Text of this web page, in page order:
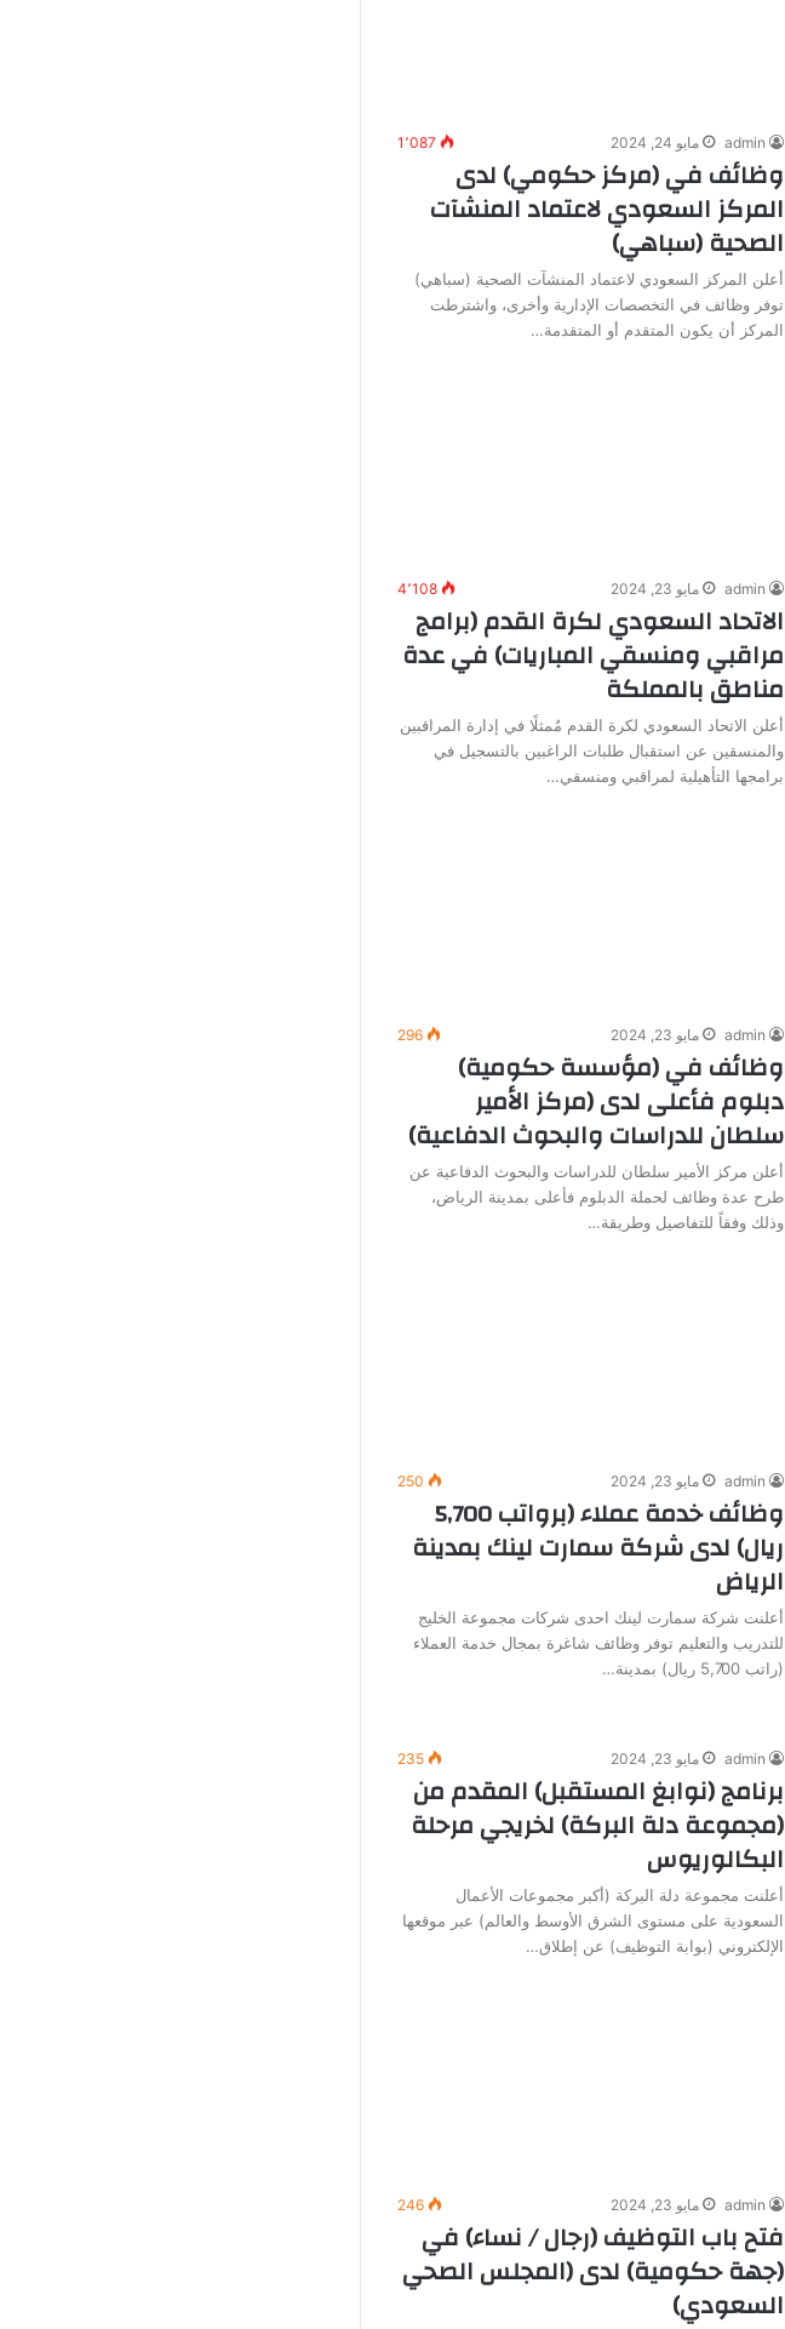
admin مايو 24, 2024 1٬087
وظائف في (مركز حكومي) لدى
المركز السعودي لاعتماد المنشآت
الصحية (سباهي)
أعلن المركز السعودي لاعتماد المنشآت الصحية (سباهي)
توفر وظائف في التخصصات الإدارية وأخرى، واشترطت
المركز أن يكون المتقدم أو المتقدمة…
admin مايو 23, 2024 4٬108
الاتحاد السعودي لكرة القدم (برامج
مراقبي ومنسقي المباريات) في عدة
مناطق بالمملكة
أعلن الاتحاد السعودي لكرة القدم مُمثلًا في إدارة المراقبين
والمنسقين عن استقبال طلبات الراغبين بالتسجيل في
برامجها التأهيلية لمراقبي ومنسقي…
admin مايو 23, 2024 296
وظائف في (مؤسسة حكومية)
دبلوم فأعلى لدى (مركز الأمير
سلطان للدراسات والبحوث الدفاعية)
أعلن مركز الأمير سلطان للدراسات والبحوث الدفاعية عن
طرح عدة وظائف لحملة الدبلوم فأعلى بمدينة الرياض،
وذلك وفقاً للتفاصيل وطريقة…
admin مايو 23, 2024 250
وظائف خدمة عملاء (برواتب 5,700
ريال) لدى شركة سمارت لينك بمدينة
الرياض
أعلنت شركة سمارت لينك احدى شركات مجموعة الخليج
للتدريب والتعليم توفر وظائف شاغرة بمجال خدمة العملاء
(راتب 5,700 ريال) بمدينة…
admin مايو 23, 2024 235
برنامج (نوابغ المستقبل) المقدم من
(مجموعة دلة البركة) لخريجي مرحلة
البكالوريوس
أعلنت مجموعة دلة البركة (أكبر مجموعات الأعمال
السعودية على مستوى الشرق الأوسط والعالم) عبر موقعها
الإلكتروني (بوابة التوظيف) عن إطلاق…
admin مايو 23, 2024 246
فتح باب التوظيف (رجال / نساء) في
(جهة حكومية) لدى (المجلس الصحي
السعودي)